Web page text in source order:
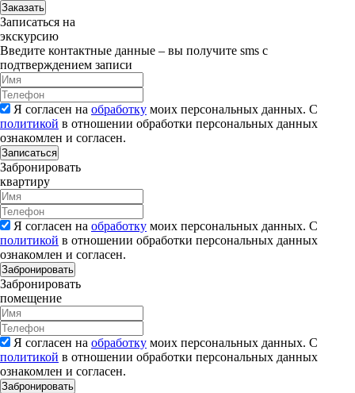
Заказать
Записаться на
экскурсию
Введите контактные данные – вы получите sms с
подтверждением записи
Я согласен на обработку моих персональных данных. С
политикой в отношении обработки персональных данных
ознакомлен и согласен.
Записаться
Забронировать
квартиру
Я согласен на обработку моих персональных данных. С
политикой в отношении обработки персональных данных
ознакомлен и согласен.
Забронировать
Забронировать
помещение
Я согласен на обработку моих персональных данных. С
политикой в отношении обработки персональных данных
ознакомлен и согласен.
Забронировать